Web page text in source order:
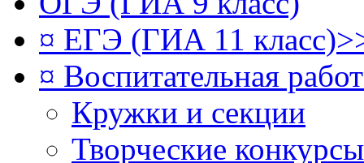
¤ ЕГЭ (ГИА 11
¤ Воспитательная
Кружки и секции
Творческие конкурсы